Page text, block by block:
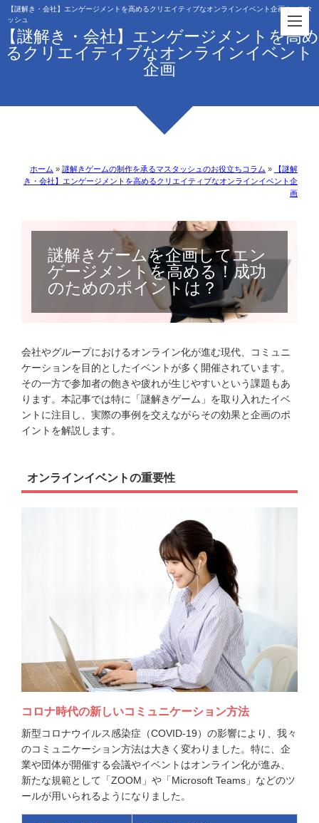
【謎解き・会社】エンゲージメントを高めるクリエイティブなオンラインイベント企画 | マスタ
ッシュ
【謎解き・会社】エンゲージメントを高め
るクリエイティブなオンラインイベント
企画
ホーム » 謎解きゲームの制作を承るマスタッシュのお役立ちコラム »
【謎解
き・会社】エンゲージメントを高めるクリエイティブなオンラインイベント企
画
謎解きゲームを企画してエン
ゲージメントを高める！成功
のためのポイントは？
会社やグループにおけるオンライン化が進む現代、コミュニ
ケーションを目的としたイベントが多く開催されています。
その一方で参加者の飽きや疲れが生じやすいという課題もあ
ります。本記事では特に「謎解きゲーム」を取り入れたイベ
ントに注目し、実際の事例を交えながらその効果と企画のポ
イントを解説します。
オンラインイベントの重要性
コロナ時代の新しいコミュニケーション方法
新型コロナウイルス感染症（COVID-19）の影響により、我々
のコミュニケーション方法は大きく変わりました。特に、企
業や団体が開催する会議やイベントはオンライン化が進み、
新たな規範として「ZOOM」や「Microsoft Teams」などのツ
ールが用いられるようになりました。